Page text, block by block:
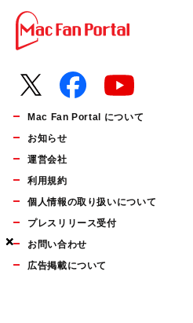
×
×
×
Mac Fan Portal について
お知らせ
運営会社
利用規約
個人情報の取り扱いについて
プレスリリース受付
お問い合わせ
広告掲載について